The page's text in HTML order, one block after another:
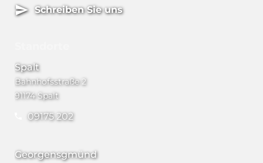
Schreiben Sie uns
Spalt
Bahnhofsstraße 2
91174 Spalt
09175 202
Georgensgmünd